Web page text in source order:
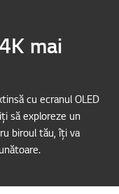
mai
cu ecranul OLED
să exploreze un
biroul tău, îți va